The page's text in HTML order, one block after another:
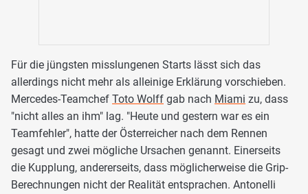
Für die jüngsten misslungenen Starts lässt sich das
allerdings nicht mehr als alleinige Erklärung vorschieben.
Mercedes-Teamchef Toto Wolff gab nach Miami zu, dass
"nicht alles an ihm" lag. "Heute und gestern war es ein
Teamfehler", hatte der Österreicher nach dem Rennen
gesagt und zwei mögliche Ursachen genannt. Einerseits
die Kupplung, andererseits, dass möglicherweise die Grip-
Berechnungen nicht der Realität entsprachen. Antonelli